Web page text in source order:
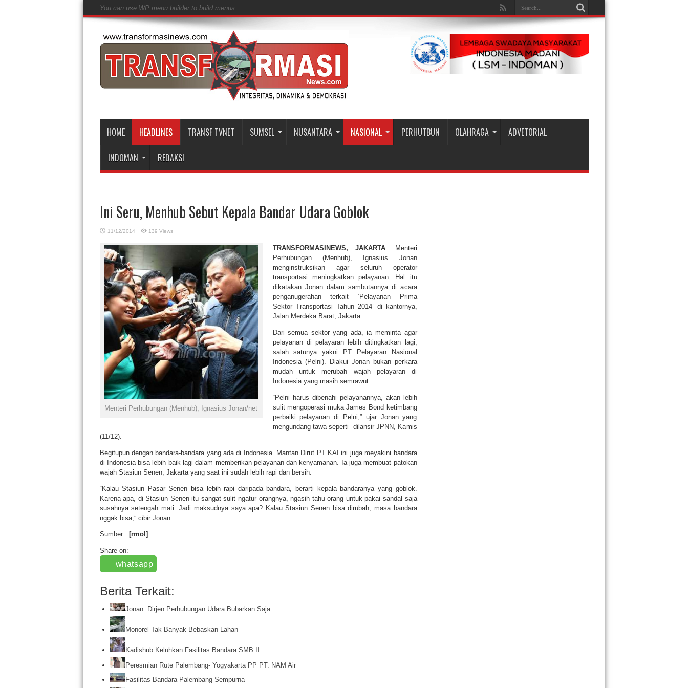
You can use WP menu builder to build menus
HOME HEADLINES TRANSF TVNET SUMSEL NUSANTARA NASIONAL PERHUTBUN OLAHRAGA ADVETORIAL
INDOMAN REDAKSI
Ini Seru, Menhub Sebut Kepala Bandar Udara Goblok
11/12/2014 139 Views
Menteri Perhubungan (Menhub), Ignasius Jonan/net
TRANSFORMASINEWS, JAKARTA. Menteri
Perhubungan (Menhub), Ignasius Jonan
menginstruksikan agar seluruh operator
transportasi meningkatkan pelayanan. Hal itu
dikatakan Jonan dalam sambutannya di acara
penganugerahan terkait ‘Pelayanan Prima
Sektor Transportasi Tahun 2014’ di kantornya,
Jalan Merdeka Barat, Jakarta.
Dari semua sektor yang ada, ia meminta agar
pelayanan di pelayaran lebih ditingkatkan lagi,
salah satunya yakni PT Pelayaran Nasional
Indonesia (Pelni). Diakui Jonan bukan perkara
mudah untuk merubah wajah pelayaran di
Indonesia yang masih semrawut.
“Pelni harus dibenahi pelayanannya, akan lebih
sulit mengoperasi muka James Bond ketimbang
perbaiki pelayanan di Pelni,” ujar Jonan yang
mengundang tawa seperti dilansir JPNN, Kamis
(11/12).
Begitupun dengan bandara-bandara yang ada di Indonesia. Mantan Dirut PT KAI ini juga meyakini bandara
di Indonesia bisa lebih baik lagi dalam memberikan pelayanan dan kenyamanan. Ia juga membuat patokan
wajah Stasiun Senen, Jakarta yang saat ini sudah lebih rapi dan bersih.
“Kalau Stasiun Pasar Senen bisa lebih rapi daripada bandara, berarti kepala bandaranya yang goblok.
Karena apa, di Stasiun Senen itu sangat sulit ngatur orangnya, ngasih tahu orang untuk pakai sandal saja
susahnya setengah mati. Jadi maksudnya saya apa? Kalau Stasiun Senen bisa dirubah, masa bandara
nggak bisa,” cibir Jonan.
Sumber: [rmol]
Share on:
whatsapp
Berita Terkait:
Jonan: Dirjen Perhubungan Udara Bubarkan Saja
Monorel Tak Banyak Bebaskan Lahan
Kadishub Keluhkan Fasilitas Bandara SMB II
Peresmian Rute Palembang- Yogyakarta PP PT. NAM Air
Fasilitas Bandara Palembang Sempurna